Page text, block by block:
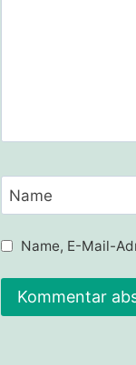
Name
Name, E-Mail-